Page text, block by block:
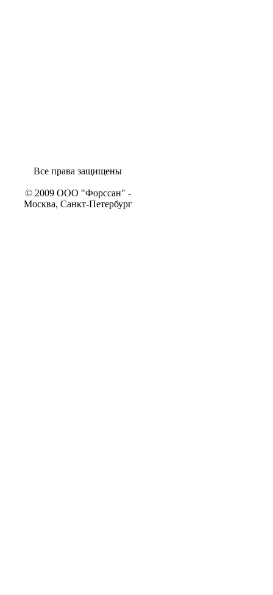
Все права защищены
© 2009 ООО "Форссан" -
Москва, Санкт-Петербург